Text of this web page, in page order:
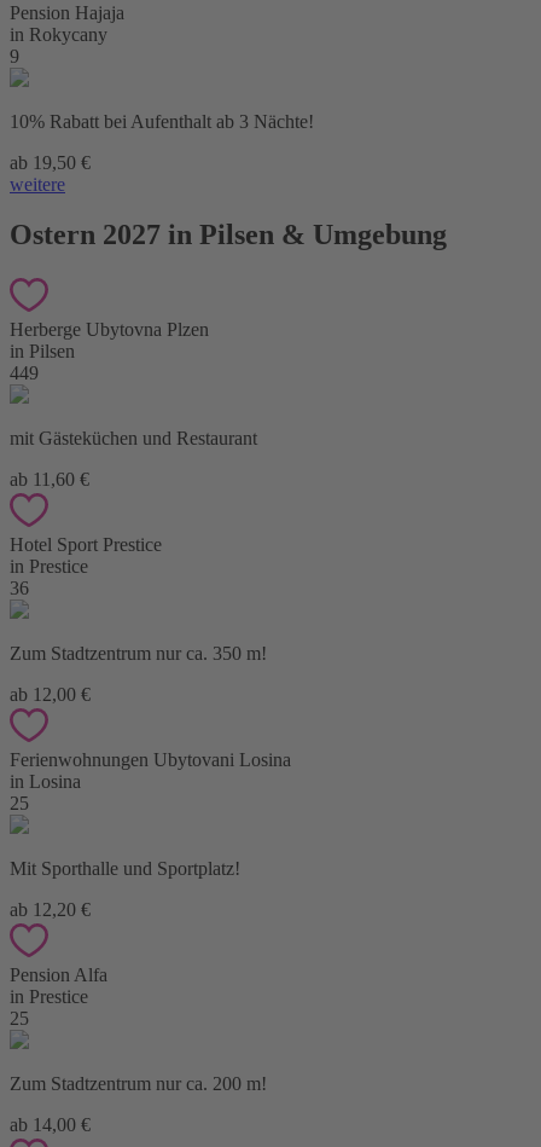
Pension Hajaja
in Rokycany
9
10% Rabatt bei Aufenthalt ab 3 Nächte!
ab 19,50 €
weitere
Ostern 2027 in Pilsen & Umgebung
Herberge Ubytovna Plzen
in Pilsen
449
mit Gästeküchen und Restaurant
ab 11,60 €
Hotel Sport Prestice
in Prestice
36
Zum Stadtzentrum nur ca. 350 m!
ab 12,00 €
Ferienwohnungen Ubytovani Losina
in Losina
25
Mit Sporthalle und Sportplatz!
ab 12,20 €
Pension Alfa
in Prestice
25
Zum Stadtzentrum nur ca. 200 m!
ab 14,00 €